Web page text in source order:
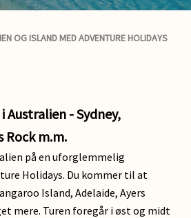
OG ISLAND MED ADVENTURE HOLIDAYS
Australien - Sydney,
Rock m.m.
på en uforglemmelig
Holidays. Du kommer til at
Island, Adelaide, Ayers
mere. Turen foregår i øst og midt